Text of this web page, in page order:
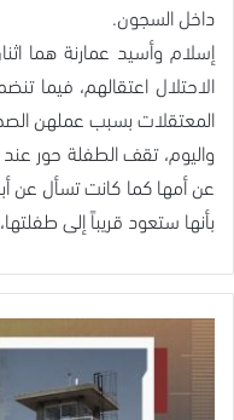
داخل السجون.
الاحتلال اعتقالهم، فيما
المعتقلات بسبب عملهن
واليوم، تقف الطفلة حور
عن أمها كما كانت تسأل عن
بأنها ستعود قريباً إلى
إعلام
الأسرى:
أوضاع
قاسية